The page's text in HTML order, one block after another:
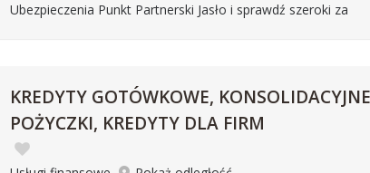
Ubezpieczenia Punkt Partnerski Jasło i sprawdź szeroki za
KREDYTY GOTÓWKOWE,
POŻYCZKI, KREDYTY DLA FIRM